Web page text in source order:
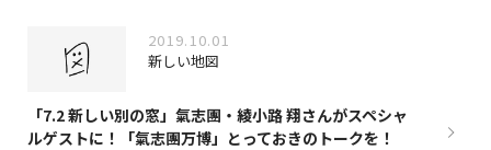
CHIZULOG2019.10.01
新しい地図
「7.2 新しい別の窓」氣志團・綾小路 翔さんがスペシャ
ルゲストに！「氣志團万博」とっておきのトークを！